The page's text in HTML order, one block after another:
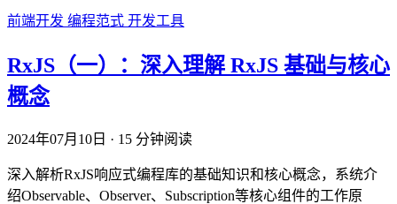
前端开发 编程范式 开发工具
RxJS（一）：深入理解 RxJS 基础与核心
概念
2024年07月10日 · 15 分钟阅读
深入解析RxJS响应式编程库的基础知识和核心概念，系统介
绍Observable、Observer、Subscription等核心组件的工作原